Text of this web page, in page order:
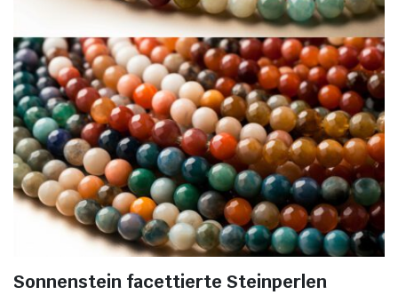
Sonnenstein facettierte Steinperlen